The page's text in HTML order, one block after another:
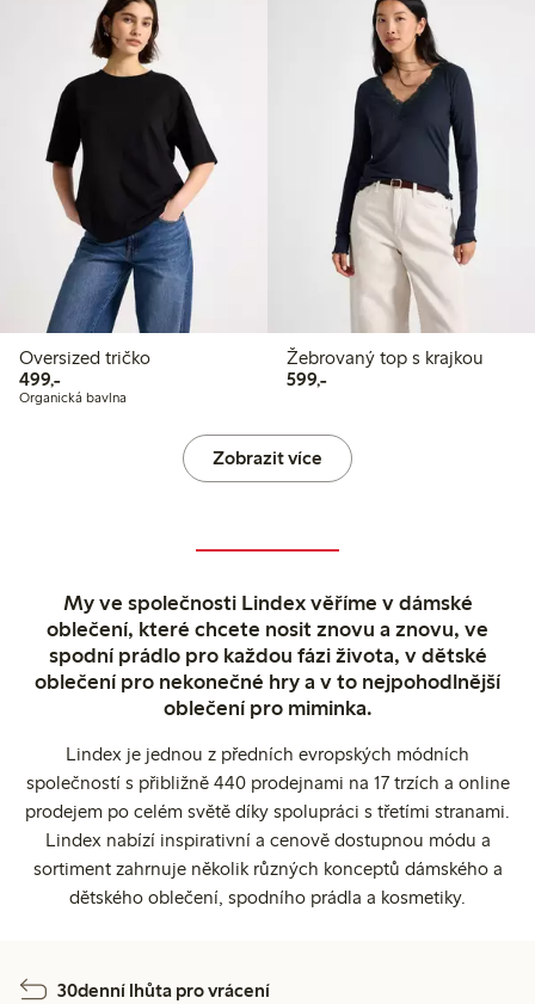
Oversized tričko
499,-499,00 Kč
Organická bavlna
Žebrovaný top s krajkou
599,-599,00 Kč
Zobrazit více
My ve společnosti Lindex věříme v dámské
oblečení, které chcete nosit znovu a znovu, ve
spodní prádlo pro každou fázi života, v dětské
oblečení pro nekonečné hry a v to nejpohodlnější
oblečení pro miminka.
Lindex je jednou z předních evropských módních
společností s přibližně 440 prodejnami na 17 trzích a online
prodejem po celém světě díky spolupráci s třetími stranami.
Lindex nabízí inspirativní a cenově dostupnou módu a
sortiment zahrnuje několik různých konceptů dámského a
dětského oblečení, spodního prádla a kosmetiky.
30denní lhůta pro vrácení